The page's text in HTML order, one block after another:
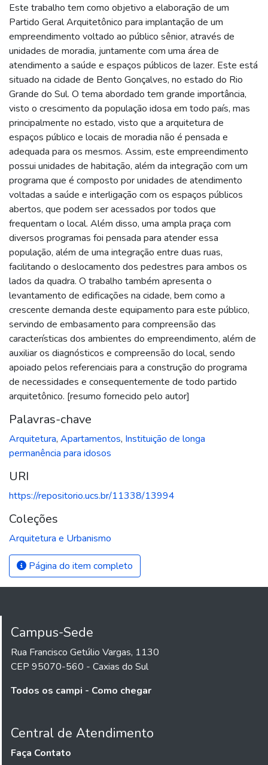
Este trabalho tem como objetivo a elaboração de um
Partido Geral Arquitetônico para implantação de um
empreendimento voltado ao público sênior, através de
unidades de moradia, juntamente com uma área de
atendimento a saúde e espaços públicos de lazer. Este está
situado na cidade de Bento Gonçalves, no estado do Rio
Grande do Sul. O tema abordado tem grande importância,
visto o crescimento da população idosa em todo país, mas
principalmente no estado, visto que a arquitetura de
espaços público e locais de moradia não é pensada e
adequada para os mesmos. Assim, este empreendimento
possui unidades de habitação, além da integração com um
programa que é composto por unidades de atendimento
voltadas a saúde e interligação com os espaços públicos
abertos, que podem ser acessados por todos que
frequentam o local. Além disso, uma ampla praça com
diversos programas foi pensada para atender essa
população, além de uma integração entre duas ruas,
facilitando o deslocamento dos pedestres para ambos os
lados da quadra. O trabalho também apresenta o
levantamento de edificações na cidade, bem como a
crescente demanda deste equipamento para este público,
servindo de embasamento para compreensão das
características dos ambientes do empreendimento, além de
auxiliar os diagnósticos e compreensão do local, sendo
apoiado pelos referenciais para a construção do programa
de necessidades e consequentemente de todo partido
arquitetônico. [resumo fornecido pelo autor]
Palavras-chave
Arquitetura, Apartamentos, Instituição de longa
permanência para idosos
URI
https://repositorio.ucs.br/11338/13994
Coleções
Arquitetura e Urbanismo
Página do item completo
Campus-Sede
Rua Francisco Getúlio Vargas, 1130
CEP 95070-560 - Caxias do Sul
Todos os campi - Como chegar
Central de Atendimento
Faça Contato